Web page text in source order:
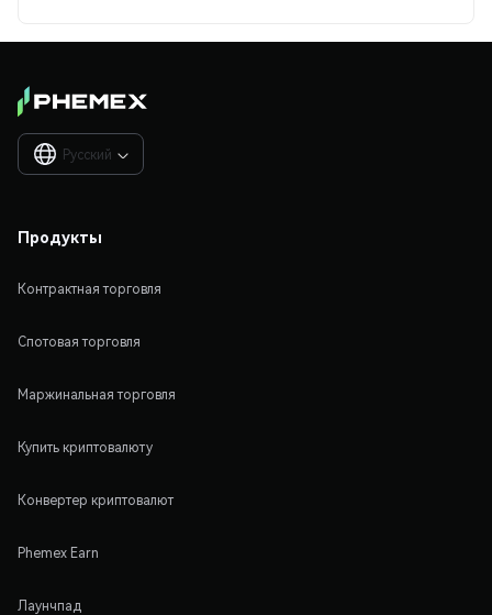
Русский 
Продукты
Контрактная торговля
Спотовая торговля
Маржинальная торговля
Купить криптовалюту
Конвертер криптовалют
Phemex Earn
Лаунчпад